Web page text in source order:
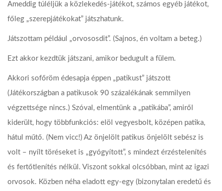
Ameddig túléljük a közlekedés-játékot, számos egyéb játékot,
főleg „szerepjátékokat” játszhatunk.
Játszottam például „orvososdit”. (Sajnos, én voltam a beteg.)
Ezt akkor kezdtük játszani, amikor bedugult a fülem.
Akkori sofőröm édesapja éppen „patikust” játszott
(Játékországban a patikusok 90 százalékának semmilyen
végzettsége nincs.) Szóval, elmentünk a „patikába”, amiről
kiderült, hogy többfunkciós: elöl vegyesbolt, középen patika,
hátul műtő. (Nem vicc!) Az önjelölt patikus önjelölt sebész is
volt – nyílt töréseket is „gyógyított”, s mindezt érzéstelenítés
és fertőtlenítés nélkül. Viszont sokkal olcsóbban, mint az igazi
orvosok. Közben néha eladott egy-egy (bizonytalan eredetű és